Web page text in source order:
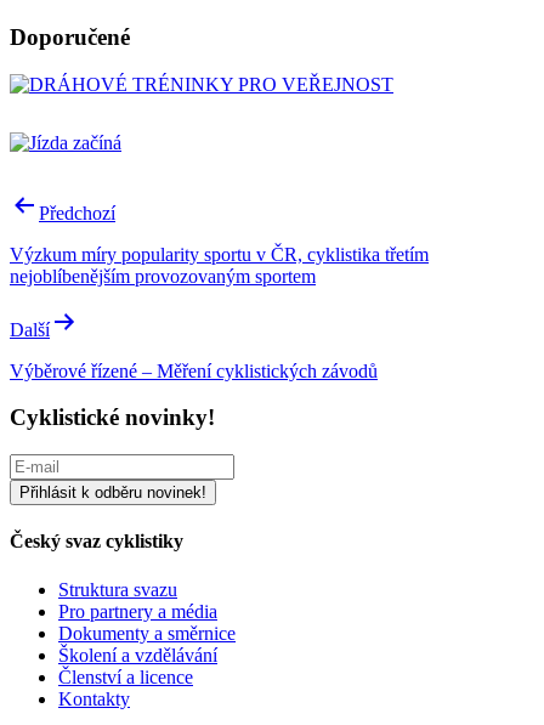
Doporučené
Navigace
příspěvek
Předchozí
Výzkum míry popularity sportu v ČR, cyklistika třetím
nejoblíbenějším provozovaným sportem
Další
Výběrové řízené – Měření cyklistických závodů
Cyklistické novinky!
Český svaz cyklistiky
Struktura svazu
Pro partnery a média
Dokumenty a směrnice
Školení a vzdělávání
Členství a licence
Kontakty